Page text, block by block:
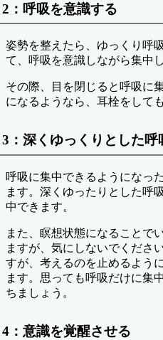
2：呼吸を意識する
姿勢を整えたら、ゆっくり呼
て、呼吸を意識しながら集中
その際、目を閉じると呼吸に
になるようなら、耳栓をして
3：深くゆっくりとした呼
呼吸に集中できるようになっ
ます。深くゆったりとした呼
中できます。
また、瞑想状態になることで
ますが、気にしないでくださ
すが、考えるのを止めるよう
ます。思っても呼吸だけに集
ちましょう。
4：意識を覚醒させる